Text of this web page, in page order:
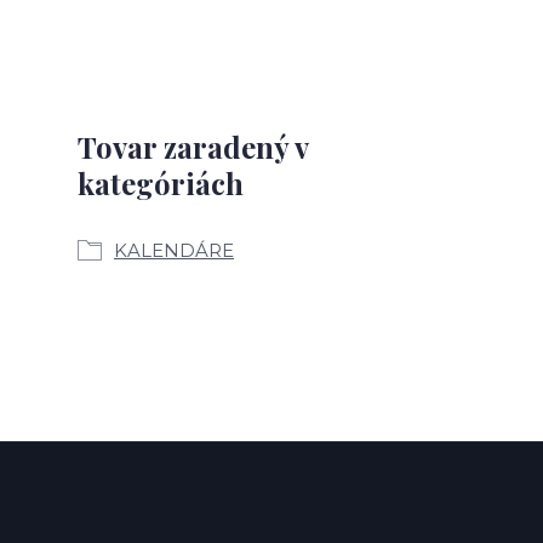
Tovar zaradený v
kategóriách
KALENDÁRE